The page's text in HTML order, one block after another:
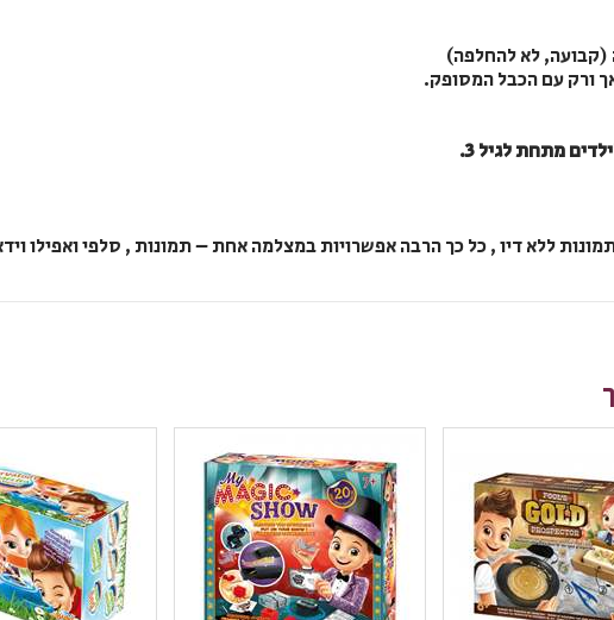
(קבועה, לא להחלפה)
ורק עם הכבל המסופק.
מתחת לגיל 3.
ללא דיו , כל כך הרבה אפשרויות במצלמה אחת – תמונות , סלפי ואפילו